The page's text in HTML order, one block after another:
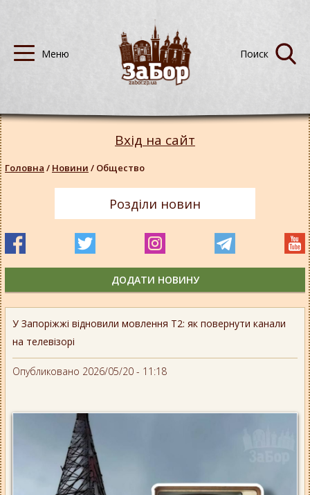
У Запоріжжі відновили мовлення Т2: як повернути канали
на телевізорі
Опубликовано 2026/05/20 - 11:18
Вхід на сайт
Головна / Новини / Общество
Розділи новин
ДОДАТИ НОВИНУ